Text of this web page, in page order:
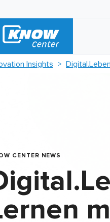
Insights
CENTER NEWS